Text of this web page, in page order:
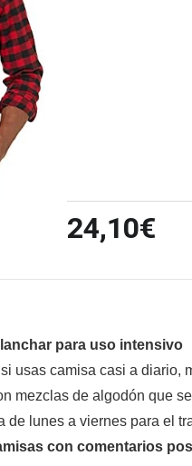
24,10€
para uso intensivo
usas camisa casi a
mezclas de algodón que
de lunes a viernes para el
con comentarios